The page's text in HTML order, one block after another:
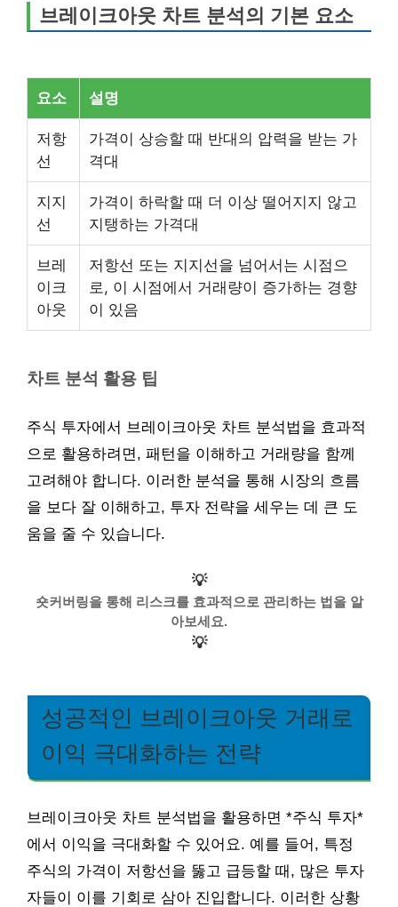
브레이크아웃 차트 분석의 기본 요소
요소 설명
저항
선
가격이 상승할 때 반대의 압력을 받는 가
격대
지지
선
가격이 하락할 때 더 이상 떨어지지 않고
지탱하는 가격대
브레
이크
아웃
저항선 또는 지지선을 넘어서는 시점으
로, 이 시점에서 거래량이 증가하는 경향
이 있음
차트 분석 활용 팁
주식 투자에서 브레이크아웃 차트 분석법을 효과적
으로 활용하려면, 패턴을 이해하고 거래량을 함께
고려해야 합니다. 이러한 분석을 통해 시장의 흐름
을 보다 잘 이해하고, 투자 전략을 세우는 데 큰 도
움을 줄 수 있습니다.
💡
숏커버링을 통해 리스크를 효과적으로 관리하는 법을 알
아보세요.
💡
성공적인 브레이크아웃 거래로
이익 극대화하는 전략
브레이크아웃 차트 분석법을 활용하면 *주식 투자*
에서 이익을 극대화할 수 있어요. 예를 들어, 특정
주식의 가격이 저항선을 뚫고 급등할 때, 많은 투자
자들이 이를 기회로 삼아 진입합니다. 이러한 상황